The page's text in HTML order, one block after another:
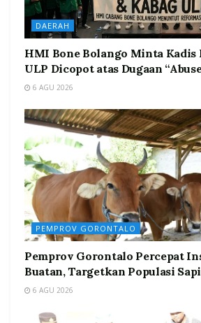
DAERAH
HMI Bone Bolango Minta Kadis
ULP Dicopot atas Dugaan
6 AGU 2026
PEMPROV GORONTALO
Pemprov Gorontalo Percepat
Buatan, Targetkan Populasi
6 AGU 2026